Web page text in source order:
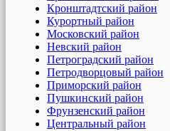
Кронштадтский район
Курортный район
Московский район
Невский район
Петроградский район
Петродворцовый район
Приморский район
Пушкинский район
Фрунзенский район
Центральный район